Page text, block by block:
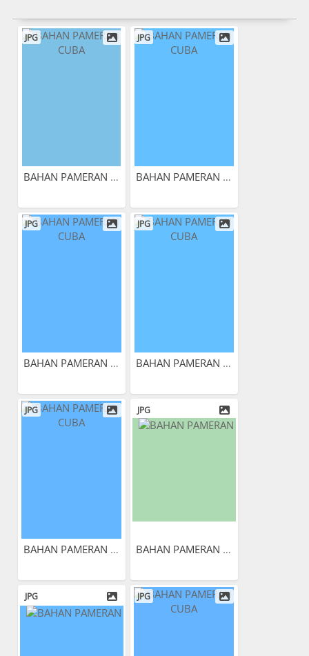
JPG
BAHAN PAMERAN CUBA
JPG
BAHAN PAMERAN CUBA
JPG
BAHAN PAMERAN CUBA
JPG
BAHAN PAMERAN CUBA
JPG
BAHAN PAMERAN CUBA
JPG
BAHAN PAMERAN CUBA
JPG JPG